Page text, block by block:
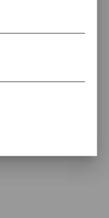
de merveilles,
de Pessoa, pour
2011
intégrale en
Portugal 2022.